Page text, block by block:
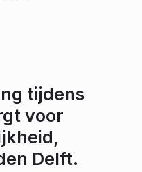
tijdens
voor
Delft.